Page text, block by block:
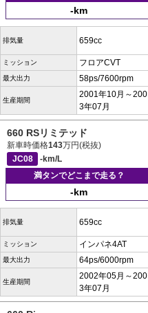
-km
排気量 659cc
ミッション フロアCVT
最大出力 58ps/7600rpm
生産期間
2001年10月～200
3年07月
660 RSリミテッド
新車時価格143万円(税抜)
JC08
-km/L
満タンでどこまで走る？
-km
排気量 659cc
ミッション インパネ4AT
最大出力 64ps/6000rpm
生産期間
2002年05月～200
3年07月